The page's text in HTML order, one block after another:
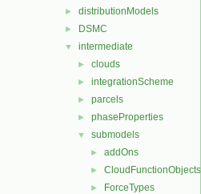
► distributionModels
► DSMC
▼ intermediate
► clouds
► integrationScheme
► parcels
► phaseProperties
▼ submodels
► addOns
► CloudFunctionObjects
► ForceTypes